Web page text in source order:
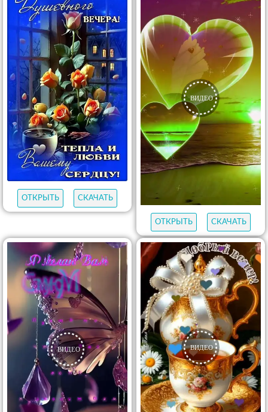
ОТКРЫТЬ СКАЧАТЬ
ОТКРЫТЬ СКАЧАТЬ